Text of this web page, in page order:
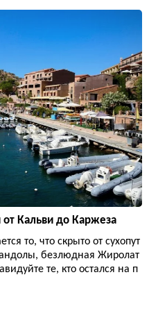
Кальви до Каржеза
то, что скрыто от сухопут
безлюдная Жиролат
те, кто остался на п